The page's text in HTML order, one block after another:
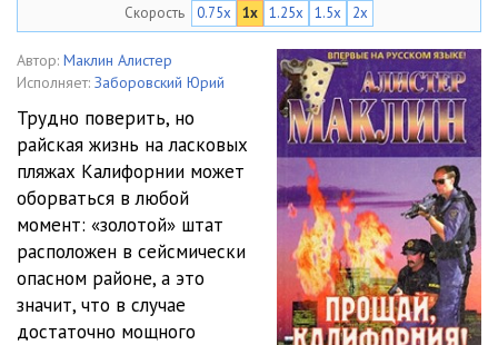
1_1_06 05:03
05:04
1_1_08 05:03
1_1_09 05:05
1_1_10 05:02
1_1_11 05:09
1_1_12 05:56
Скорость 0.75x 1x 1.25x 1.5x 2x
Автор: Маклин Алистер
Исполняет: Заборовский Юрий
Трудно поверить, но
райская жизнь на ласковых
пляжах Калифорнии может
оборваться в любой
момент: «золотой» штат
расположен в сейсмически
опасном районе, а это
значит, что в случае
достаточно мощного